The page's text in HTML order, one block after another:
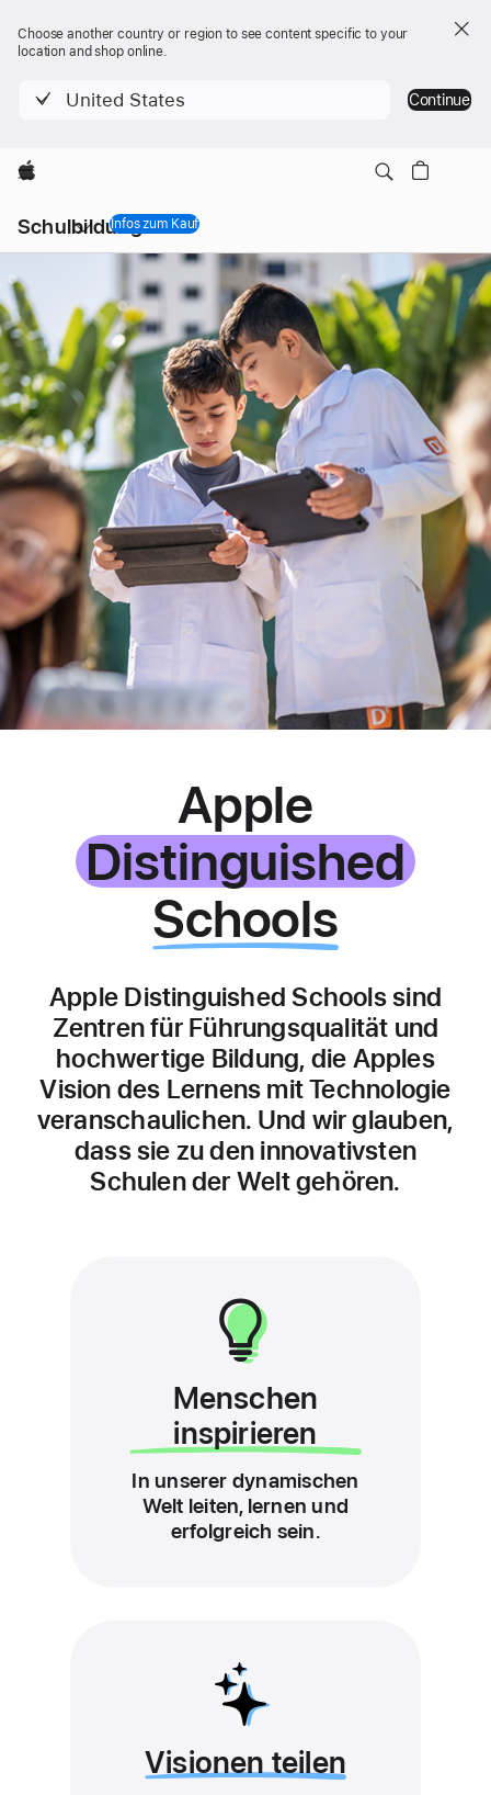
Choose another country or region to see content specific to your
location and shop online.
United States Continue
Apple
Schulbildung
Navigation
Menü
öffnen
Infos zum Kauf
Apple
Distinguished
Schools
Apple Distinguished Schools sind
Zentren für Führungsqualität und
hochwertige Bildung, die Apples
Vision des Lernens mit Technologie
veranschau­lichen. Und wir glauben,
dass sie zu den innovativsten
Schulen der Welt gehören.
Menschen
inspirieren
In unserer dynamischen
Welt leiten, lernen und
erfolgreich sein.
Visionen teilen